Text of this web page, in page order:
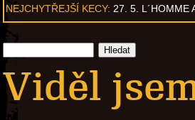
NEJCHYTŘEJŠÍ KECY: 27. 5. L´HOMME
Viděl